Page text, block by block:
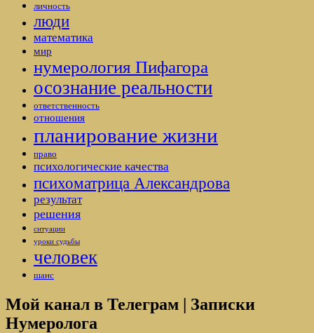
личность
люди
математика
мир
нумерология Пифагора
осознание реальности
ответственность
отношения
планирование жизни
право
психологические качества
психоматрица Александрова
результат
решения
ситуации
уроки судьбы
человек
шанс
Мой канал в Телеграм | Записки
Нумеролога